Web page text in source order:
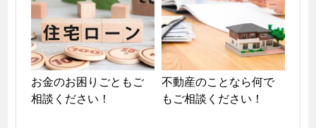
お金のお困りごともご
相談ください！
不動産のことなら何で
もご相談ください！